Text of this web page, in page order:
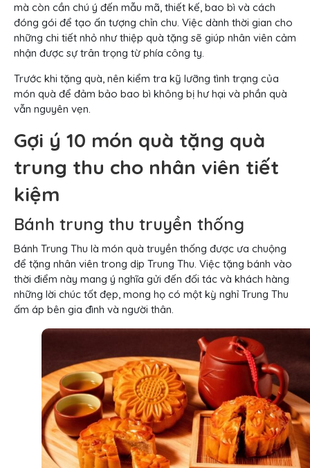
mà còn cần chú ý đến mẫu mã, thiết kế, bao bì và cách
đóng gói để tạo ấn tượng chỉn chu. Việc dành thời gian cho
những chi tiết nhỏ như thiệp quà tặng sẽ giúp nhân viên cảm
nhận được sự trân trọng từ phía công ty.
Trước khi tặng quà, nên kiểm tra kỹ lưỡng tình trạng của
món quà để đảm bảo bao bì không bị hư hại và phần quà
vẫn nguyên vẹn.
Gợi ý 10 món quà tặng quà
trung thu cho nhân viên tiết
kiệm
Bánh trung thu truyền thống
Bánh Trung Thu là món quà truyền thống được ưa chuộng
để tặng nhân viên trong dịp Trung Thu. Việc tặng bánh vào
thời điểm này mang ý nghĩa gửi đến đối tác và khách hàng
những lời chúc tốt đẹp, mong họ có một kỳ nghỉ Trung Thu
ấm áp bên gia đình và người thân.